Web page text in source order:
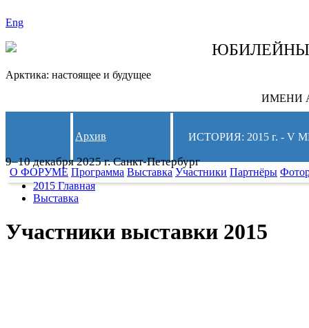
Eng
Арктика: настоящее и будущее
ИМЕНИ
9–10 декабря 2025 г. Санкт-Петербург
Архив ИСТОРИЯ: 2015 г. -
О ФОРУМЕ Программа Выставка Участники Партнёры
2015 Главная
Выставка
Участники выставки 2015